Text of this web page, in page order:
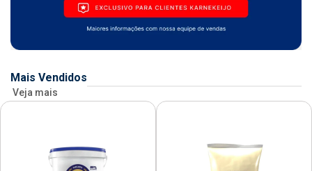
Mais Vendidos
Veja mais